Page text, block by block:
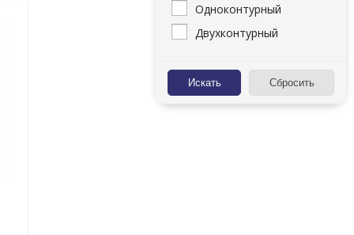
Одноконтурный
Двухконтурный